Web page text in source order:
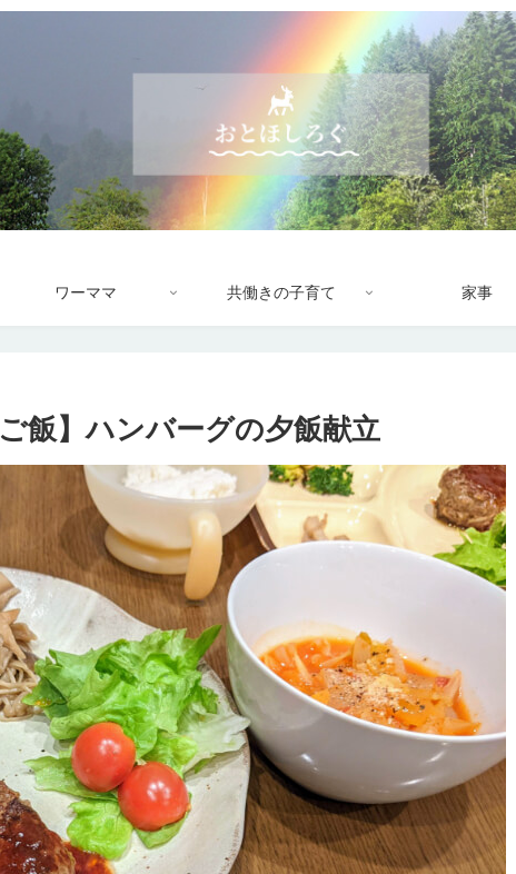
ワーママ 共働きの子育て 家事
飯】ハンバーグの夕飯献立